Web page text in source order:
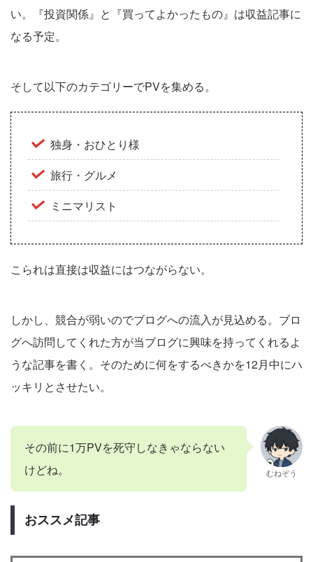
い。『投資関係』と『買ってよかったもの』は収益記事に
なる予定。
そして以下のカテゴリーでPVを集める。
独身・おひとり様
旅行・グルメ
ミニマリスト
こられは直接は収益にはつながらない。
しかし、競合が弱いのでブログへの流入が見込める。ブロ
グへ訪問してくれた方が当ブログに興味を持ってくれるよ
うな記事を書く。そのために何をするべきかを12月中にハ
ッキリとさせたい。
その前に1万PVを死守しなきゃならない
けどね。
むねぞう
おススメ記事